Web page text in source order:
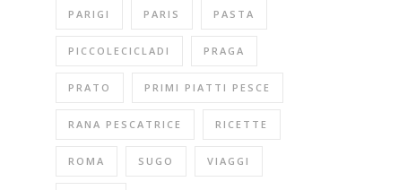
PARIGI PARIS PASTA
PICCOLECICLADI PRAGA
PRATO PRIMI PIATTI PESCE
RANA PESCATRICE RICETTE
ROMA SUGO VIAGGI